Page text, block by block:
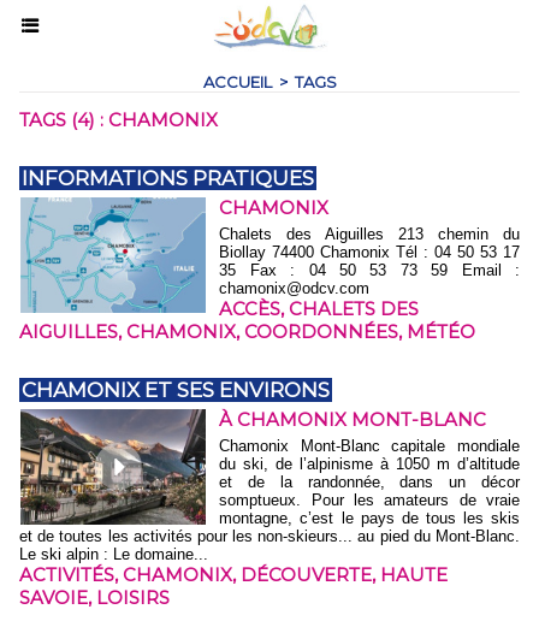
ACCUEIL > TAGS
TAGS (4) : CHAMONIX
INFORMATIONS PRATIQUES
CHAMONIX
Chalets des Aiguilles 213 chemin du
Biollay 74400 Chamonix Tél : 04 50 53 17
35 Fax : 04 50 53 73 59 Email :
chamonix@odcv.com
ACCÈS, CHALETS DES
AIGUILLES, CHAMONIX, COORDONNÉES, MÉTÉO
CHAMONIX ET SES ENVIRONS
À CHAMONIX MONT-BLANC
Chamonix Mont-Blanc capitale mondiale
du ski, de l’alpinisme à 1050 m d’altitude
et de la randonnée, dans un décor
somptueux. Pour les amateurs de vraie
montagne, c’est le pays de tous les skis
et de toutes les activités pour les non-skieurs... au pied du Mont-Blanc.
Le ski alpin : Le domaine...
ACTIVITÉS, CHAMONIX, DÉCOUVERTE, HAUTE
SAVOIE, LOISIRS